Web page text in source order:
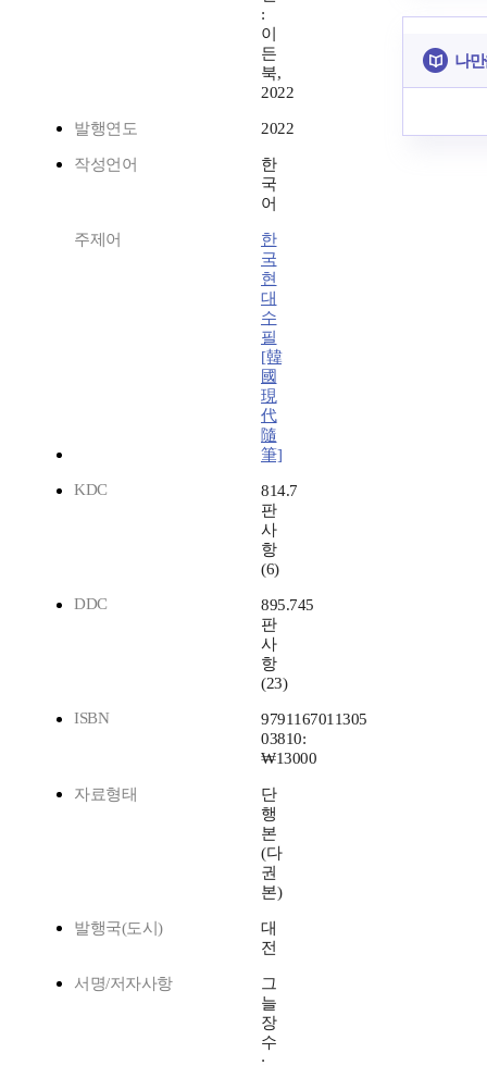
:
이
든
북,
2022
발행연도 2022
작성언어
한
국
어
주제어
한
국
현
대
수
필
[韓
國
現
代
隨
筆]
KDC
814.7
판
사
항
(6)
DDC
895.745
판
사
항
(23)
ISBN
9791167011305
03810:
₩13000
자료형태
단
행
본
(다
권
본)
발행국(도시)
대
전
서명/저자사항
그
늘
장
수
나